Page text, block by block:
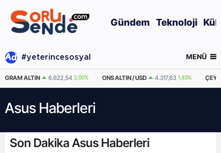
Gündem Teknoloji
#yeterincesosyal MENÜ
GRAM ALTIN 6.622,54 2,00% ONS ALTIN / USD 4.317,63 1,83%
Asus Haberleri
Son Dakika Asus Haberleri